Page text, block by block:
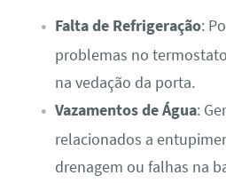
Falta de Refrigeração:
problemas no
na vedação da porta.
Vazamentos de Água:
relacionados a
drenagem ou falhas na